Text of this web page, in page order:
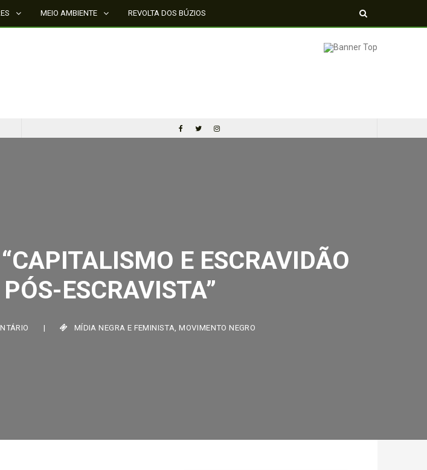
MEIO AMBIENTE REVOLTA DOS BÚZIOS
E ESCRAVIDÃO
ESCRAVISTA”